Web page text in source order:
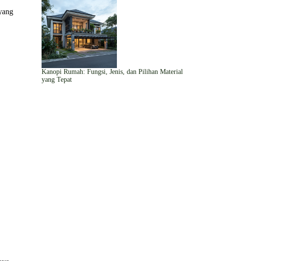
Kanopi Rumah: Fungsi, Jenis, dan Pilihan Material
yang Tepat